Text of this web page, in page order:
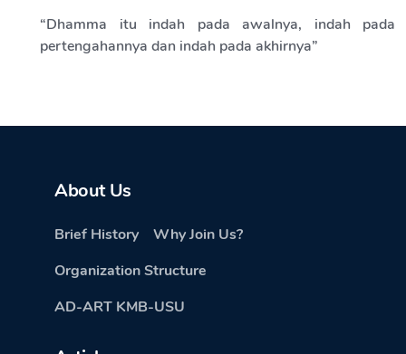
“Dhamma itu indah pada awalnya, indah pada
pertengahannya dan indah pada akhirnya”
About Us
Brief History
Why Join Us?
Organization Structure
AD-ART KMB-USU